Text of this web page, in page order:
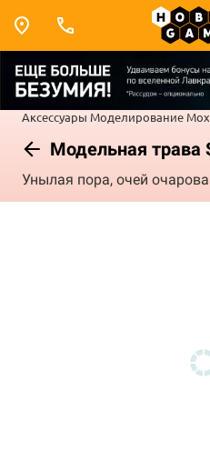
Аксессуары Моделирование
Модельная трава
Унылая пора, очей